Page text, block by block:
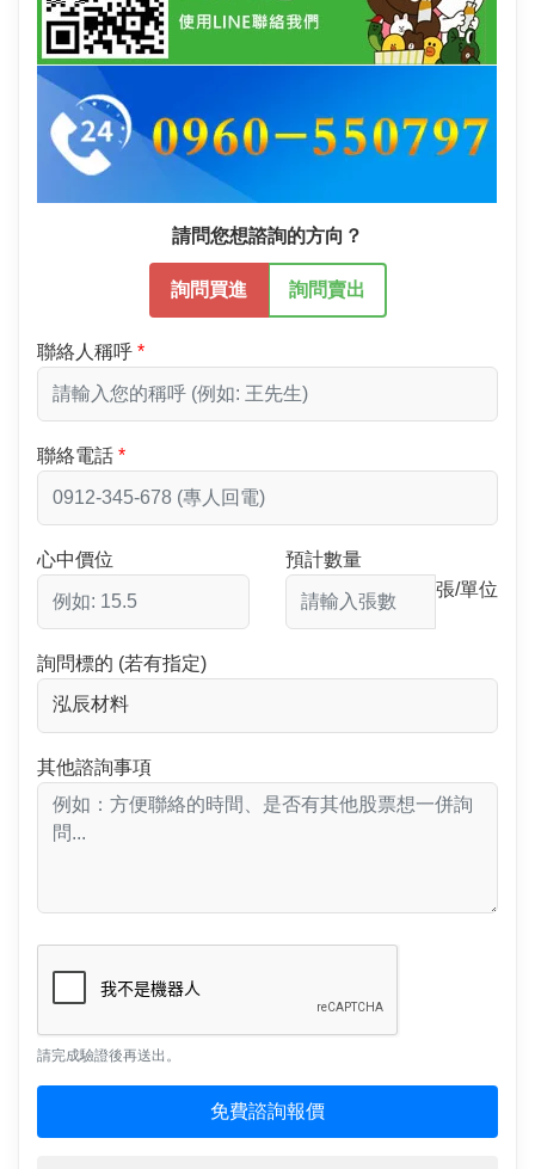
請問您想諮詢的方向？
詢問買進 詢問賣出
聯絡人稱呼
聯絡電話
心中價位
預計數量
張/單位
詢問標的 (若有指定)
其他諮詢事項
請完成驗證後再送出。
免費諮詢報價